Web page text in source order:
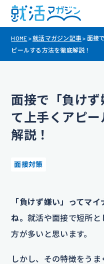
HOME >就活マガジン記事 > 面接
ピールする方法を徹底解説！
面接で「負け
て上手くアピ
解説！
面接対策
「負けず嫌い」ってマ
ね。就活や面接で短所と
方が多いと思います。
しかし、その特徴をう